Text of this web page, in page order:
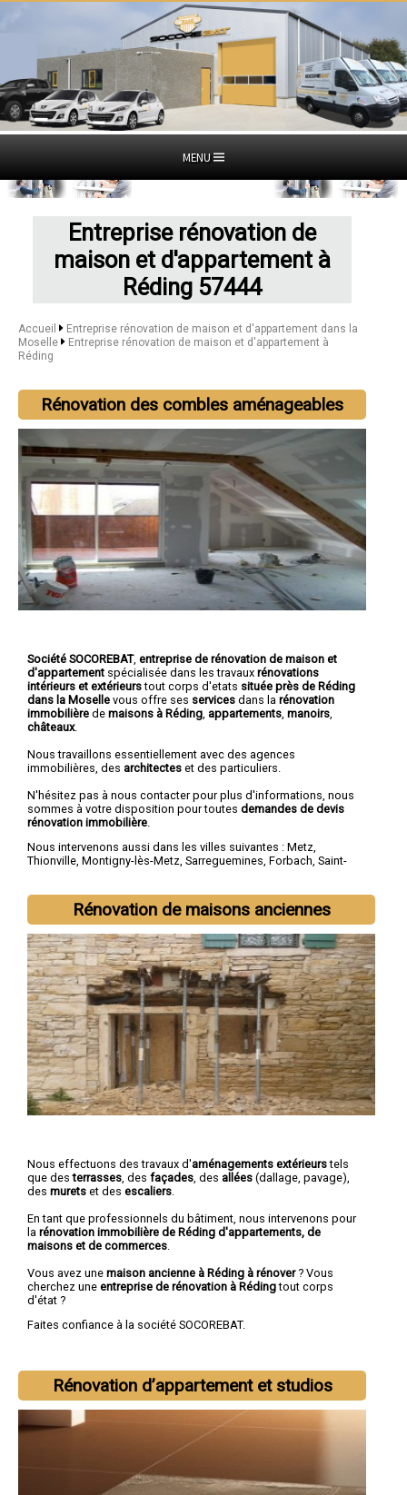
MENU
Entreprise rénovation de
maison et d'appartement à
Réding 57444
Accueil
Entreprise rénovation de maison et d'appartement dans la
Moselle
Entreprise rénovation de maison et d'appartement à
Réding
Rénovation des combles aménageables
Société SOCOREBAT, entreprise de rénovation de maison et
d'appartement spécialisée dans les travaux rénovations
intérieurs et extérieurstout corps d'etats située près de Réding
dans la Moselle vous offre ses services dans la rénovation
immobilière de maisons à Réding appartements manoirs
châteaux.
Nous travaillons essentiellement avec des agences
immobilières, des architectes et des particuliers.
N'hésitez pas à nous contacter pour plus d'informations, nous
sommes à votre disposition pour toutes demandes de devis
rénovation immobilière
Nous intervenons aussi dans les villes suivantes : Metz,
Thionville, Montigny-lès-Metz, Sarreguemines, Forbach, Saint-
Rénovation de maisons anciennes
Nous effectuons des travaux d'aménagements extérieurstels
que desterrasses , des façades , des allées (dallage, pavage),
des murets et des escaliers
En tant que professionnels du bâtiment, nous intervenons pour
la rénovation immobilière de Réding d'appartements, de
maisons et de commerces
Vous avez une maison ancienne à Réding à rénover? Vous
cherchez une entreprise de rénovation à Rédingtout corps
d'état ?
Faites confiance à la société SOCOREBAT.
Rénovation d’appartement et studios